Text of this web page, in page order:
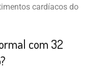
cardíacos do
com 32